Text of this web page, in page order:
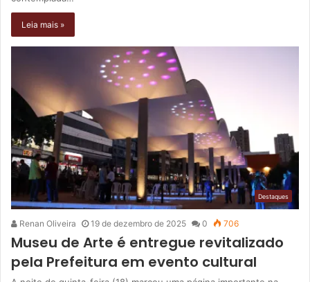
Leia mais »
Destaques
Renan Oliveira 19 de dezembro de 2025 0 706
Museu de Arte é entregue revitalizado
pela Prefeitura em evento cultural